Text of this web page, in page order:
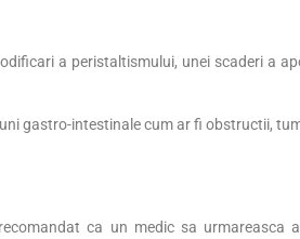
a peristaltismului, unei scaderi a
gastro-intestinale cum ar fi obstructii,
ca un medic sa urmareasca